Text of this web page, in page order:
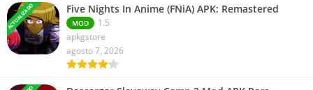
ACTUALIZADO Five Nights In Anime (FNiA) APK: Remastered
MOD
1.5
apkgstore
agosto 7, 2026